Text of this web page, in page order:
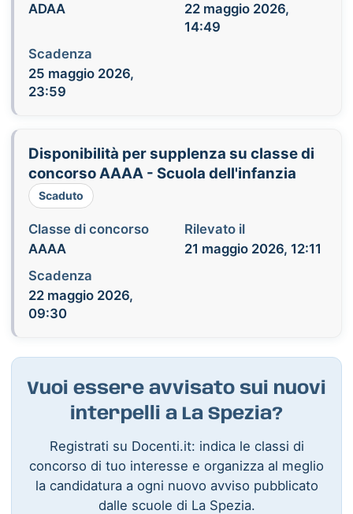
ADAA
22 maggio 2026,
14:49
Scadenza
25 maggio 2026,
23:59
Disponibilità per supplenza su classe di
concorso AAAA - Scuola dell'infanzia
Scaduto
Classe di concorso
AAAA
Rilevato il
21 maggio 2026, 12:11
Scadenza
22 maggio 2026,
09:30
Vuoi essere avvisato sui nuovi
interpelli a La Spezia?
Registrati su Docenti.it: indica le classi di
concorso di tuo interesse e organizza al meglio
la candidatura a ogni nuovo avviso pubblicato
dalle scuole di La Spezia.